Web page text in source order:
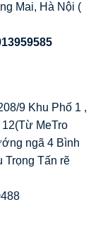
Mai, Hà Nội (
9 Khu Phố 1 ,
MeTro
ngã 4 Bình
Trọng Tấn rẽ